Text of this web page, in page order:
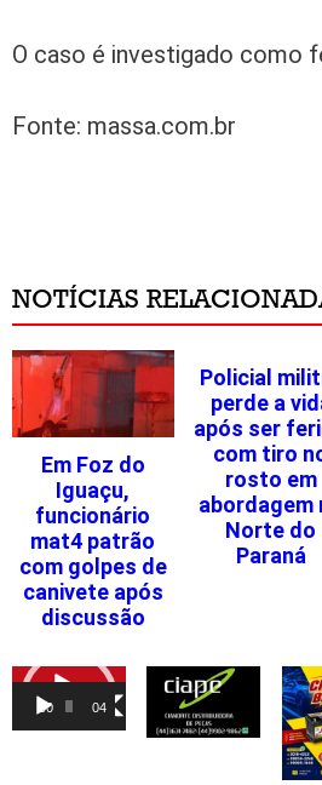
O caso é investigado como
Fonte: massa.com.br
NOTÍCIAS
Em Foz do
Iguaçu,
funcionário
mat4 patrão
com golpes de
canivete após
discussão
Policial
perde a
após ser
com tiro
rosto em
abordagem
Norte do
Paraná
Tocador
vídeo
00:00 04:46